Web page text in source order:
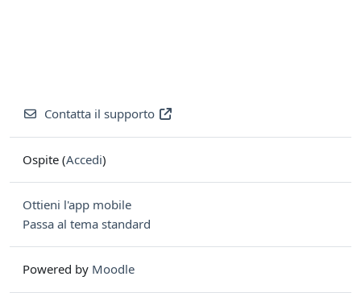
Contatta il supporto
Ospite (Accedi)
Ottieni l'app mobile
Passa al tema standard
Powered by Moodle